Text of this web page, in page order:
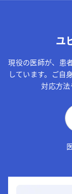
ユ
現役の医師が、患
しています。ご自
対応方法